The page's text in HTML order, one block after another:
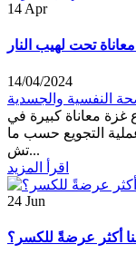
14 Apr
تحت لهيب النار
14/04/2024
النفسية والجسدية
معاناة كبيرة في
التجويع حسب ما
تش...
اقرأ المزيد
24 Jun
أكثر عرضةً للكسر؟